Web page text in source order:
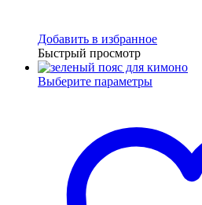
Добавить в избранное
Быстрый просмотр
Выберите параметры